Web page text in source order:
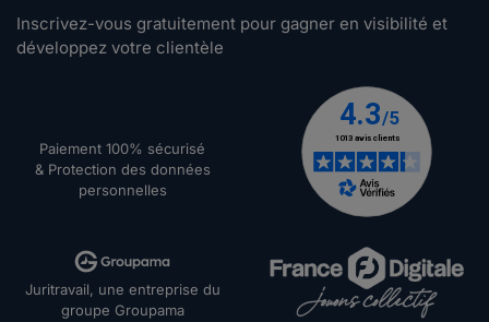
Inscrivez-vous gratuitement pour gagner en visibilité et
développez votre clientèle
Paiement 100% sécurisé
& Protection des données
personnelles
Juritravail, une entreprise du
groupe Groupama